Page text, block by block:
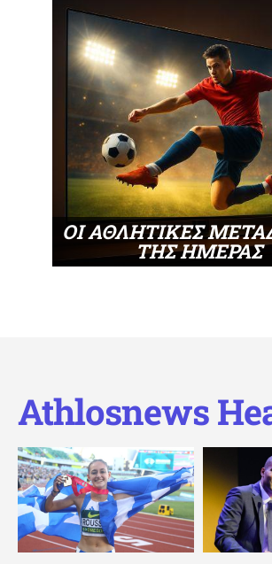
ΟΙ ΑΘΛΗΤΙΚΕΣ
ΤΗΣ ΗΜΕΡΑΣ
Athlosnews